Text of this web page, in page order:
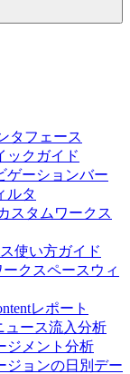
タフェース
ックガイド
ゲーションバー
ルタ
スタムワークス
使い方ガイド
クスペースウィ
レポート
ュース流入分析
ジメント分析
ジョンの日別デー